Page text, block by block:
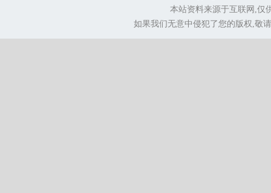
本站资料来源于互联网,仅
如果我们无意中侵犯了您的版权,敬